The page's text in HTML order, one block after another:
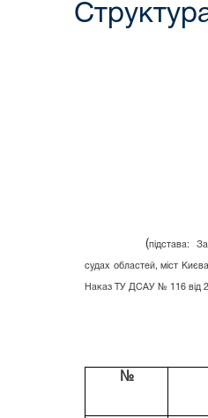
(підстава:
судах областей, міст
Наказ ТУ ДСАУ № 116 від
№